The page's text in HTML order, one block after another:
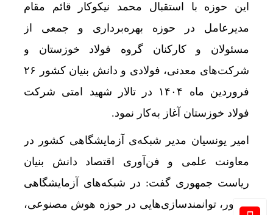
این حوزه با استقبال محمد نیکوکار قائم مقام
مدیرعامل در حوزه بهره‌برداری و جمعی از
مسئولان و کارکنان گروه فولاد خوزستان و
شرکت‌های معدنی، فولادی و دانش بنیان کشور ۲۶
فروردین ماه ۱۴۰۴ در تالار شهید امتی شرکت
فولاد خوزستان آغاز به‌کار نمود.
امیر یونسیان مدیر شبکه‌ی آزمایشگاهی کشور در
معاونت علمی و فن‌آوری اقتصاد دانش بنیان
ریاست جمهوری گفت: در شبکه‌های آزمایشگاهی
کشور، توانمندسازی‌هایی در حوزه هوش مصنوعی،